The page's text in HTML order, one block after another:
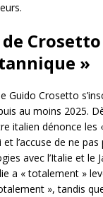
de
»
Guido Crosetto
au moins 2025.
italien dénonce les
et l’accuse de ne
avec l’Italie et le
a « totalement »
», tandis